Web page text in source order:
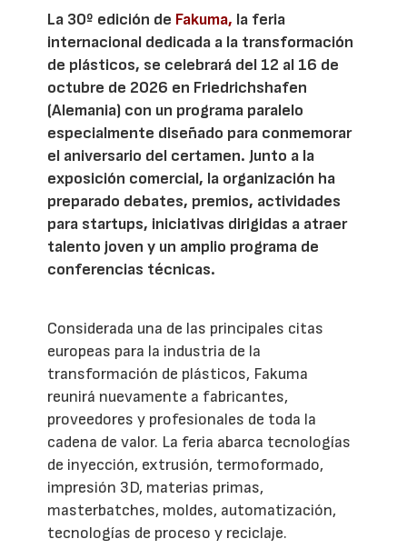
La 30º edición de Fakuma, la feria
internacional dedicada a la transformación
de plásticos, se celebrará del 12 al 16 de
octubre de 2026 en Friedrichshafen
(Alemania) con un programa paralelo
especialmente diseñado para conmemorar
el aniversario del certamen. Junto a la
exposición comercial, la organización ha
preparado debates, premios, actividades
para startups, iniciativas dirigidas a atraer
talento joven y un amplio programa de
conferencias técnicas.
Considerada una de las principales citas
europeas para la industria de la
transformación de plásticos, Fakuma
reunirá nuevamente a fabricantes,
proveedores y profesionales de toda la
cadena de valor. La feria abarca tecnologías
de inyección, extrusión, termoformado,
impresión 3D, materias primas,
masterbatches, moldes, automatización,
tecnologías de proceso y reciclaje.